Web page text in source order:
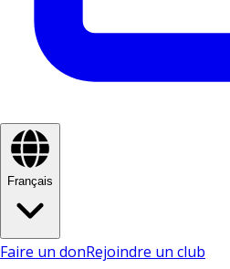
Français
Faire un donRejoindre un club